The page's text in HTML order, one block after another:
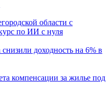
области с
по ИИ с нуля
доходность на 6% в
компенсации за жилье под